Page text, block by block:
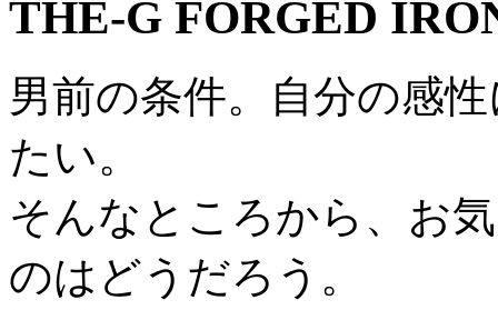
THE-G FORGED
男前の条件。自分の感
たい。
そんなところから、お
のはどうだろう。